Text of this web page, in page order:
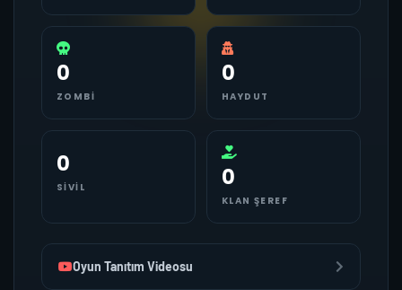
0
ZOMBI
0
HAYDUT
0
SIVIL 0
KLAN ŞEREF
Oyun Tanıtım Videosu